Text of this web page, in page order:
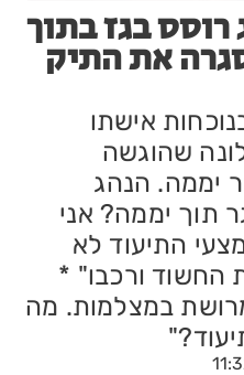
רוסס בגז בתוך
את התיק
אישתו
שהוגשה
יממה. הנהג
תוך יממה? אני
התיעוד לא
החשוד ורכבו" *
במצלמות. מה